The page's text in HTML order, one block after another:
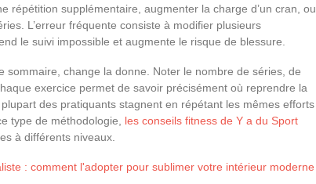
répétition supplémentaire, augmenter la charge d’un cran, ou
L’erreur fréquente consiste à modifier plusieurs
le suivi impossible et augmente le risque de blessure.
sommaire, change la donne. Noter le nombre de séries, de
exercice permet de savoir précisément où reprendre la
des pratiquants stagnent en répétant les mêmes efforts
type de méthodologie, les conseils fitness de Y a du Sport
à différents niveaux.
: comment l'adopter pour sublimer votre intérieur moderne